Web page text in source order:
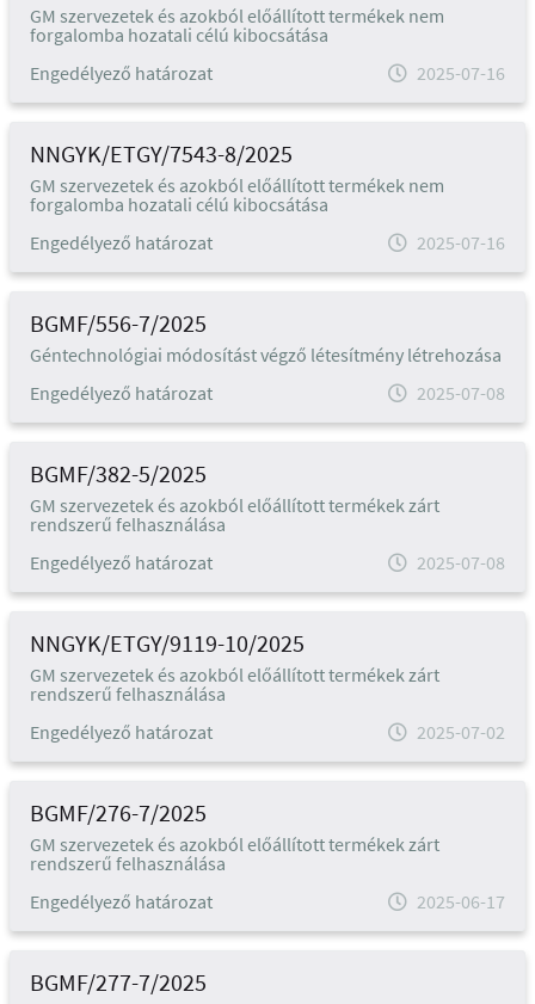
GM szervezetek és azokból előállított termékek nem
forgalomba hozatali célú kibocsátása
Engedélyező határozat
2025-07-16
NNGYK/ETGY/7543-8/2025
GM szervezetek és azokból előállított termékek nem
forgalomba hozatali célú kibocsátása
Engedélyező határozat
2025-07-16
BGMF/556-7/2025
Géntechnológiai módosítást végző létesítmény létrehozása
Engedélyező határozat
2025-07-08
BGMF/382-5/2025
GM szervezetek és azokból előállított termékek zárt
rendszerű felhasználása
Engedélyező határozat
2025-07-08
NNGYK/ETGY/9119-10/2025
GM szervezetek és azokból előállított termékek zárt
rendszerű felhasználása
Engedélyező határozat
2025-07-02
BGMF/276-7/2025
GM szervezetek és azokból előállított termékek zárt
rendszerű felhasználása
Engedélyező határozat
2025-06-17
BGMF/277-7/2025